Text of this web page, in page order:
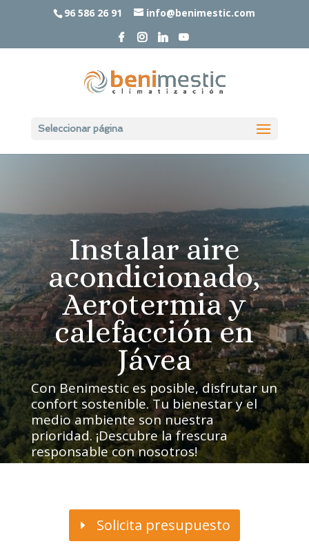
96 586 26 91 info@benimestic.com
Seleccionar página
Instalar aire
acondicionado,
Aerotermia y
calefacción en
Jávea
Con Benimestic es posible, disfrutar un
confort sostenible. Tu bienestar y el
medio ambiente son nuestra
prioridad. ¡Descubre la frescura
responsable con nosotros!
Solicita presupuesto